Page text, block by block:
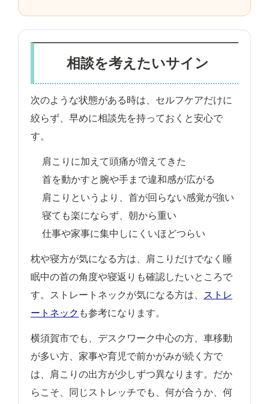
相談を考えたいサイン
次のような状態がある時は、セルフケアだけに
絞らず、早めに相談先を持っておくと安心で
す。
肩こりに加えて頭痛が増えてきた
首を動かすと腕や手まで違和感が広がる
肩こりというより、首が回らない感覚が強い
寝ても楽にならず、朝から重い
仕事や家事に集中しにくいほどつらい
枕や寝方が気になる方は、肩こりだけでなく睡
眠中の首の角度や寝返りも確認したいところで
す。ストレートネックが気になる方は、
ストレ
ートネック も参考になります。
横須賀市でも、デスクワーク中心の方、車移動
が多い方、家事や育児で前かがみが続く方で
は、肩こりの出方が少しずつ異なります。だか
らこそ、同じストレッチでも、何が合うか、何